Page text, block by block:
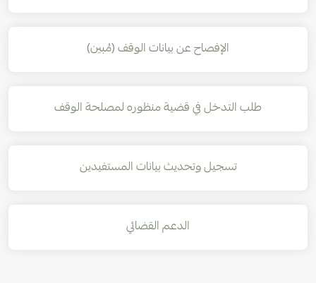
الإفصاح عن بيانات الوقف (مُبين)
طلب التدخل في قضية منظوره لمصلحة الوقف
تسجيل وتحديث بيانات المستفيدين
الدعم القضائي